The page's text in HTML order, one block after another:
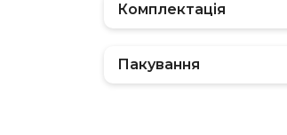
Комплектація
Пакування